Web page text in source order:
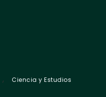
, Ciencia y Estudios